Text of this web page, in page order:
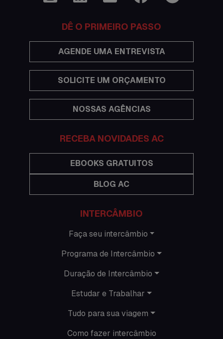
Economia
Estudar no exterior
Eventos
Histórias de intercâmbio
Hospedagem
Imigração Austrália
Informações gerais
Intercâmbio de férias
Minhas histórias na Austrália
Nova Zelândia
O que acontece na AC
DÊ O PRIMEIRO PASSO
AGENDE UMA ENTREVISTA
SOLICITE UM ORÇAMENTO
NOSSAS AGÊNCIAS
RECEBA NOVIDADES AC
EBOOKS GRATUITOS
BLOG AC
INTERCÂMBIO
Faça seu intercâmbio
Programa de Intercâmbio
Duração de Intercâmbio
Estudar e Trabalhar
Tudo para sua viagem
Como fazer intercâmbio